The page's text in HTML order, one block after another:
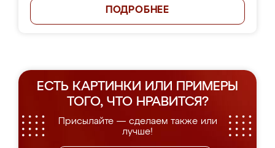
ПОДРОБНЕЕ
ЕСТЬ КАРТИНКИ ИЛИ ПРИМЕРЫ
ТОГО, ЧТО НРАВИТСЯ?
Присылайте — сделаем также или
лучше!